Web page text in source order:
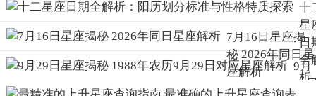
1月1日 - 1月28日出生的人上升星座查询表
1月29日 - 2月25日出生的人上升星座查询表
十
星
日
全
析
7月16日星座揭
秘 2026年同日星
座解析
9月
29